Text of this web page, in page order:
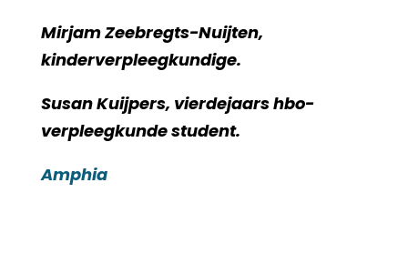
Mirjam Zeebregts-Nuijten,
kinderverpleegkundige.
Susan Kuijpers, vierdejaars hbo-
verpleegkunde student.
Amphia